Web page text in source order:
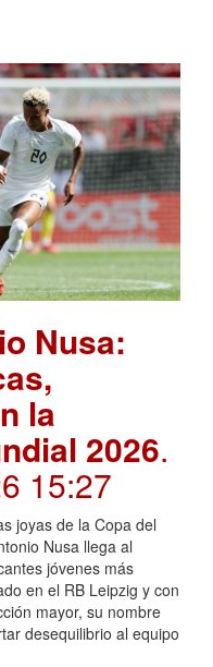
Nusa:
la
2026.
15:27
joyas de la Copa del
Nusa llega al
jóvenes más
en el RB Leipzig y con
mayor, su nombre
desequilibrio al equipo